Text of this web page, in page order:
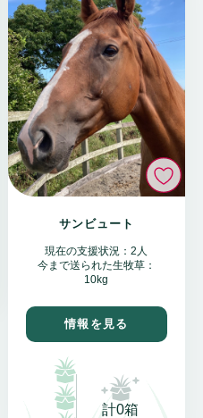
いいね
サンビュート
現在の支援状況：2人
今まで送られた生牧草：
10kg
情報を見る
計0箱